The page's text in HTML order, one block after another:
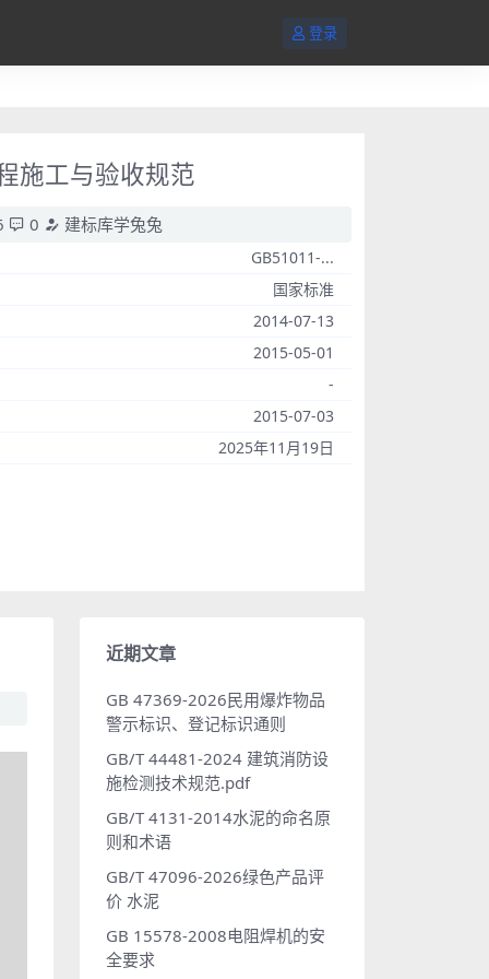
登录
施工与验收规范
0
建标库学兔兔
GB51011-...
国家标准
2014-07-13
2015-05-01
-
2015-07-03
2025年11月19日
近期文章
GB 47369-2026民用爆炸物品
警示标识、登记标识通则
GB/T 44481-2024 建筑消防设
施检测技术规范.pdf
GB/T 4131-2014水泥的命名原
则和术语
GB/T 47096-2026绿色产品评
价 水泥
GB 15578-2008电阻焊机的安
全要求